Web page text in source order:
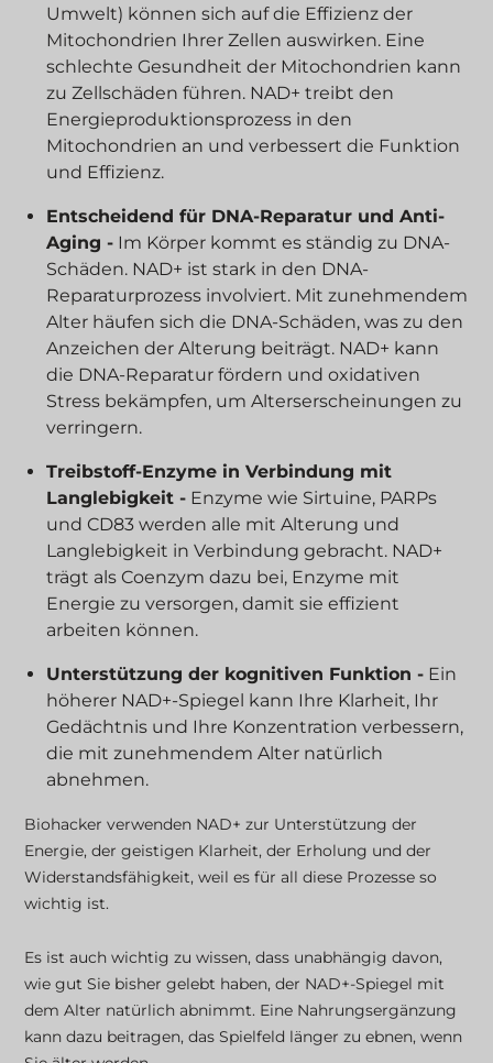
Umwelt) können sich auf die Effizienz der
Mitochondrien Ihrer Zellen auswirken. Eine
schlechte Gesundheit der Mitochondrien kann
zu Zellschäden führen. NAD+ treibt den
Energieproduktionsprozess in den
Mitochondrien an und verbessert die Funktion
und Effizienz.
Entscheidend für DNA-Reparatur und Anti-
Aging - Im Körper kommt es ständig zu DNA-
Schäden. NAD+ ist stark in den DNA-
Reparaturprozess involviert. Mit zunehmendem
Alter häufen sich die DNA-Schäden, was zu den
Anzeichen der Alterung beiträgt. NAD+ kann
die DNA-Reparatur fördern und oxidativen
Stress bekämpfen, um Alterserscheinungen zu
verringern.
Treibstoff-Enzyme in Verbindung mit
Langlebigkeit - Enzyme wie Sirtuine, PARPs
und CD83 werden alle mit Alterung und
Langlebigkeit in Verbindung gebracht. NAD+
trägt als Coenzym dazu bei, Enzyme mit
Energie zu versorgen, damit sie effizient
arbeiten können.
Unterstützung der kognitiven Funktion - Ein
höherer NAD+-Spiegel kann Ihre Klarheit, Ihr
Gedächtnis und Ihre Konzentration verbessern,
die mit zunehmendem Alter natürlich
abnehmen.
Biohacker verwenden NAD+ zur Unterstützung der
Energie, der geistigen Klarheit, der Erholung und der
Widerstandsfähigkeit, weil es für all diese Prozesse so
wichtig ist.
Es ist auch wichtig zu wissen, dass unabhängig davon,
wie gut Sie bisher gelebt haben, der NAD+-Spiegel mit
dem Alter natürlich abnimmt. Eine Nahrungsergänzung
kann dazu beitragen, das Spielfeld länger zu ebnen, wenn